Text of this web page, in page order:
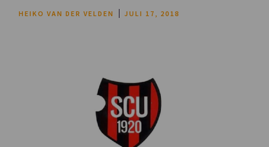
HEIKO VAN DER VELDEN JULI 17, 2018